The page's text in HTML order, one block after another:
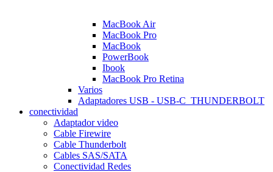
MacBook Air
MacBook Pro
MacBook
PowerBook
Ibook
MacBook Pro Retina
Varios
Adaptadores USB - USB-C_THUNDERBOLT
conectividad
Adaptador video
Cable Firewire
Cable Thunderbolt
Cables SAS/SATA
Conectividad Redes